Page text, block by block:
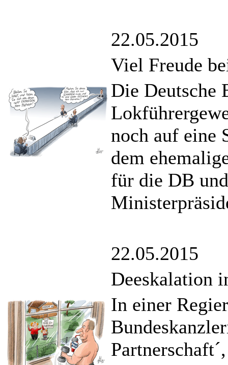
22.05.2015
Viel Freude
Die Deutsche
noch auf eine
dem
für die DB
22.05.2015
Deeskalation
In einer